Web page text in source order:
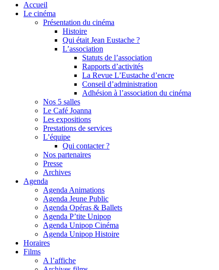
Accueil
Le cinéma
Présentation du cinéma
Histoire
Qui était Jean Eustache ?
L’association
Statuts de l’association
Rapports d’activités
La Revue L’Eustache d’encre
Conseil d’administration
Adhésion à l’association du cinéma
Nos 5 salles
Le Café Joanna
Les expositions
Prestations de services
L’équipe
Qui contacter ?
Nos partenaires
Presse
Archives
Agenda
Agenda Animations
Agenda Jeune Public
Agenda Opéras & Ballets
Agenda P’tite Unipop
Agenda Unipop Cinéma
Agenda Unipop Histoire
Horaires
Films
A l’affiche